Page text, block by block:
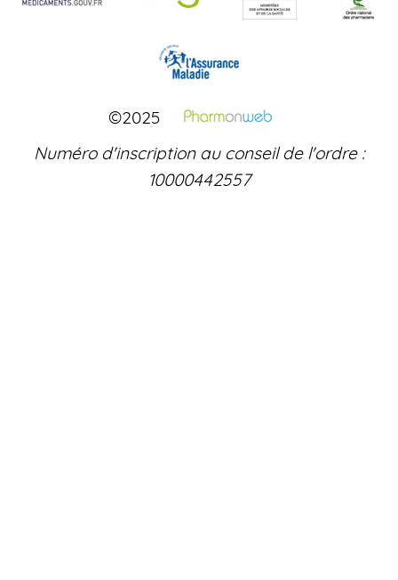
©2025
Numéro d'inscription au conseil de l'ordre :
10000442557